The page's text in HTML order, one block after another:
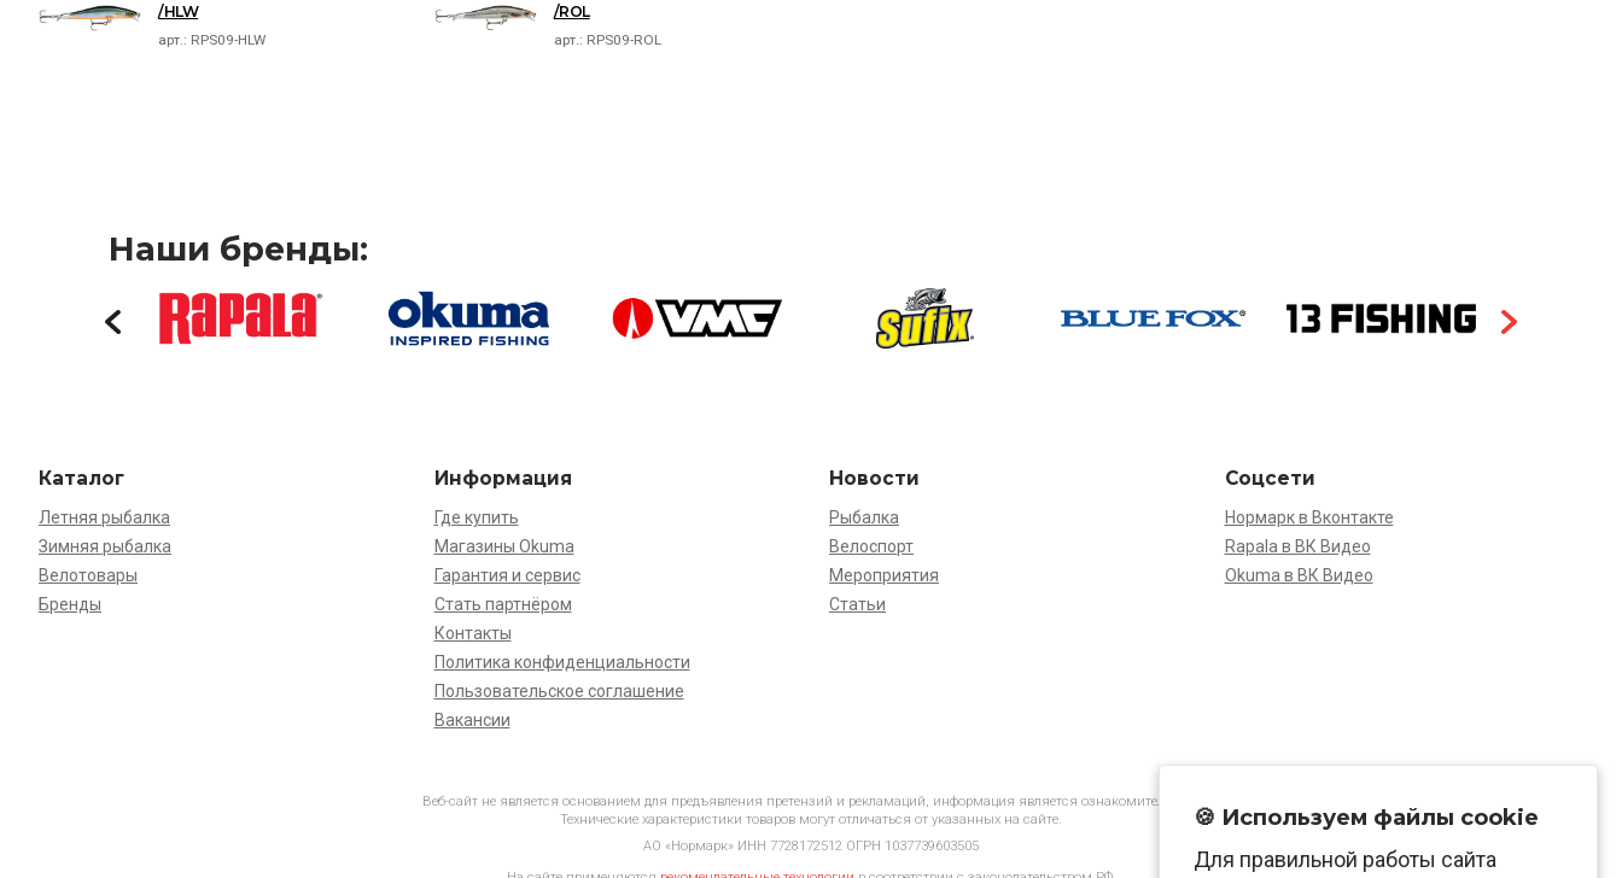
/HLW
арт.: RPS09-HLW
/ROL
арт.: RPS09-ROL
Наши бренды:
Каталог
Летняя рыбалка
Зимняя рыбалка
Велотовары
Бренды
Информация
Где купить
Магазины Okuma
Гарантия и сервис
Стать партнёром
Контакты
Политика конфиденциальности
Пользовательское соглашение
Вакансии
Новости
Рыбалка
Велоспорт
Мероприятия
Статьи
Соцсети
Нормарк в Вконтакте
Rapala в ВК Видео
Okuma в ВК Видео
Веб-сайт не является основанием для предъявления претензий и рекламаций, информация является ознакомительной.
Технические характеристики товаров могут отличаться от указанных на сайте.
АО «Нормарк» ИНН 7728172512 ОГРН 1037739603505
🍪 Используем файлы cookie
Для правильной работы сайта